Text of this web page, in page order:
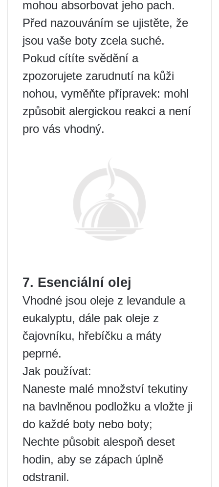
mohou absorbovat jeho pach.
Před nazouváním se ujistěte, že
jsou vaše boty zcela suché.
Pokud cítíte svědění a
zpozorujete zarudnutí na kůži
nohou, vyměňte přípravek: mohl
způsobit alergickou reakci a není
pro vás vhodný.
7. Esenciální olej
Vhodné jsou oleje z levandule a
eukalyptu, dále pak oleje z
čajovníku, hřebíčku a máty
peprné.
Jak používat:
Naneste malé množství tekutiny
na bavlněnou podložku a vložte ji
do každé boty nebo boty;
Nechte působit alespoň deset
hodin, aby se zápach úplně
odstranil.